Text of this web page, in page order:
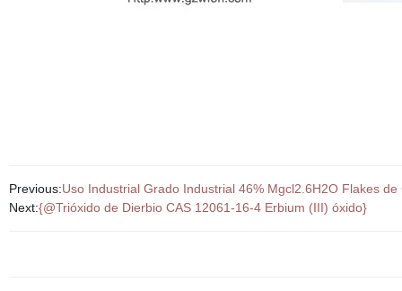
Previous:Uso Industrial Grado Industrial 46% Mgcl2.6H2O Flakes
Next:{@Trióxido de Dierbio CAS 12061-16-4 Erbium (III) óxido}